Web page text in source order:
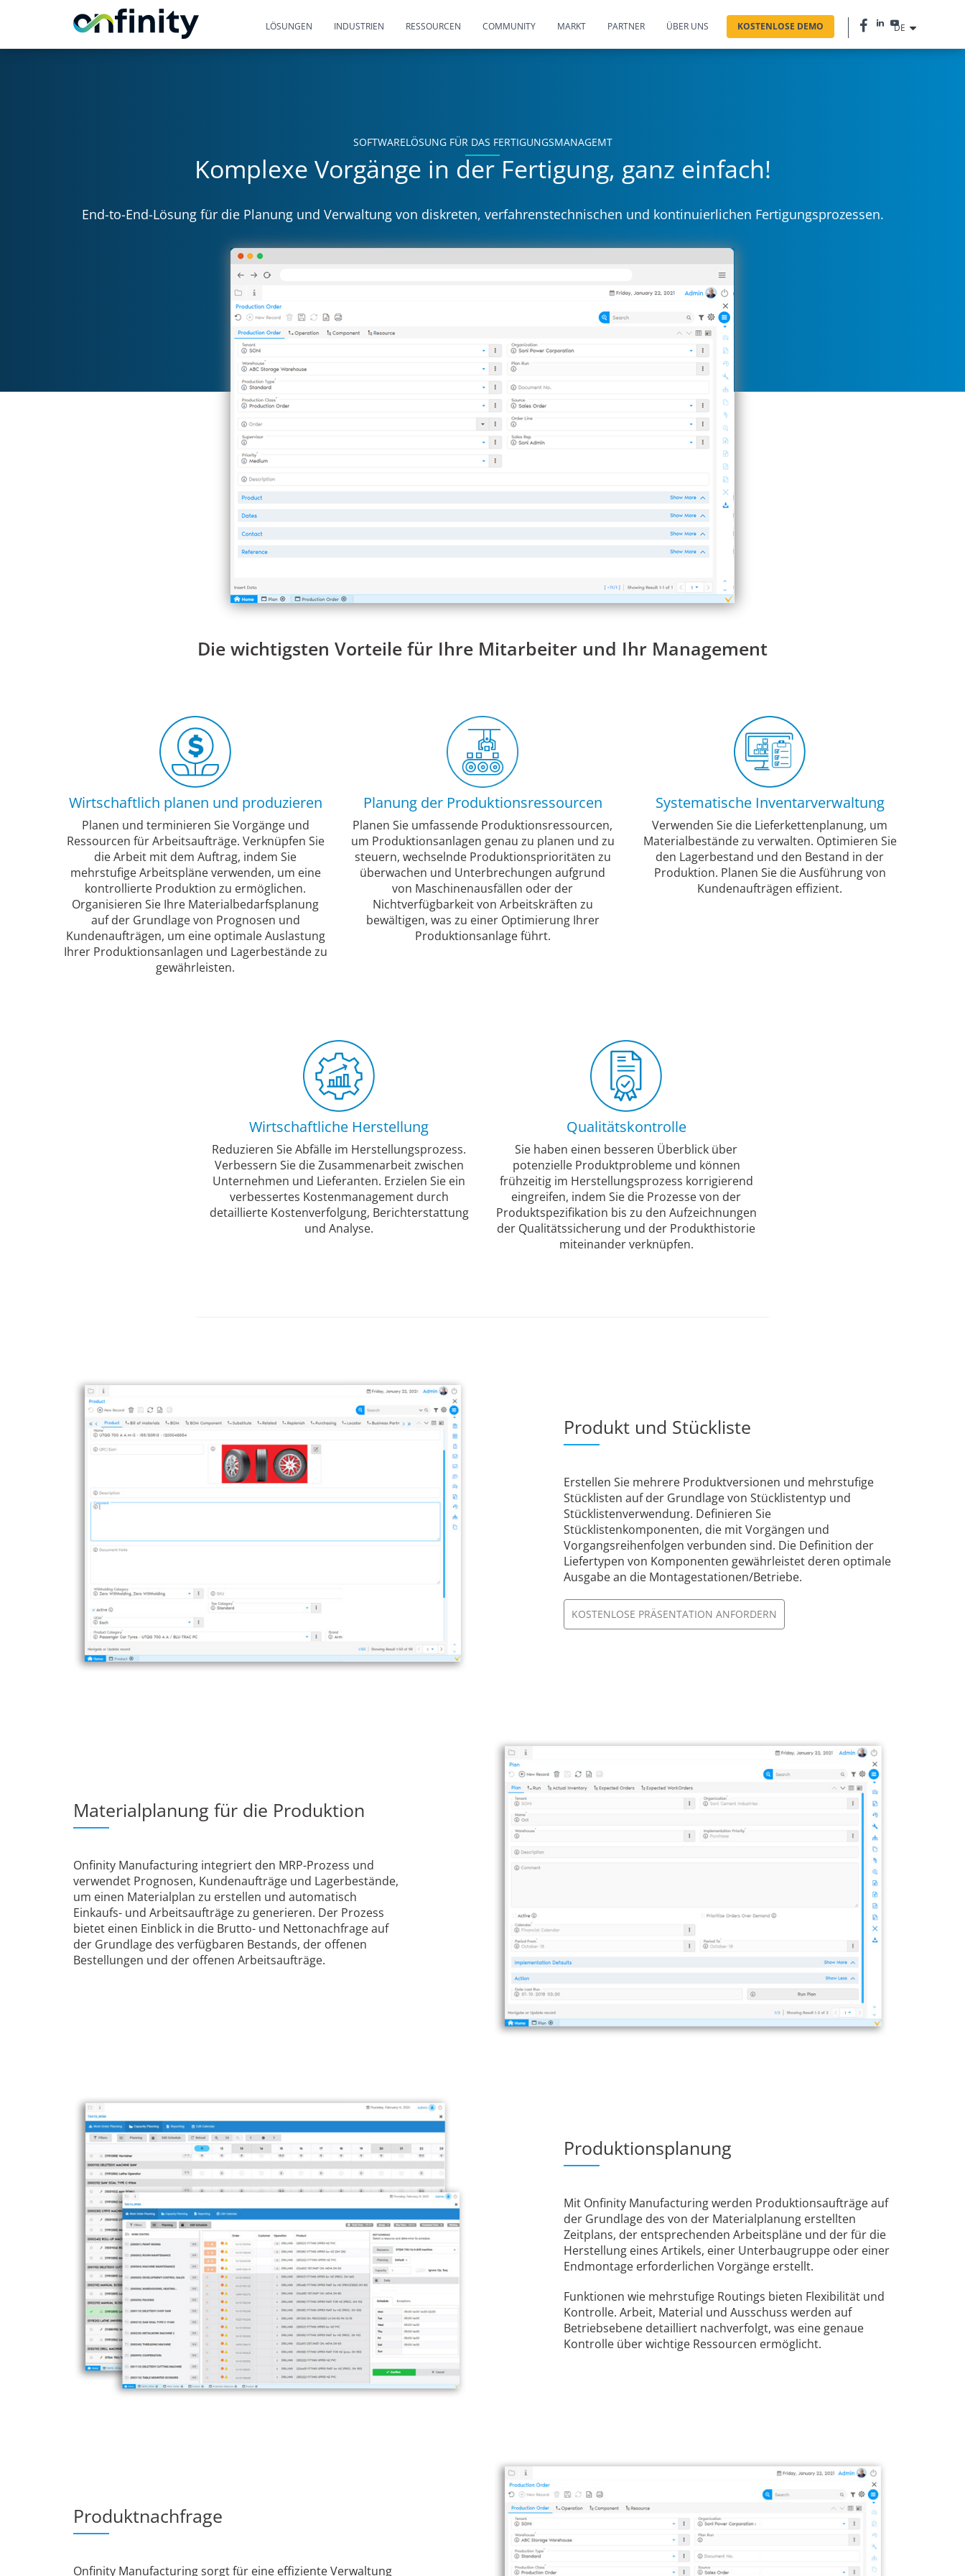
LÖSUNGEN INDUSTRIEN RESSOURCEN COMMUNITY MARKT PARTNER ÜBER UNS KOSTENLOSE DEMO DE
SOFTWARELÖSUNG FÜR DAS FERTIGUNGSMANAGEMT
Komplexe Vorgänge in der Fertigung, ganz einfach!
End-to-End-Lösung für die Planung und Verwaltung von diskreten, verfahrenstechnischen und kontinuierlichen Fertigungsprozessen.
Die wichtigsten Vorteile für Ihre Mitarbeiter und Ihr Management
Wirtschaftlich planen und produzieren
Planen und terminieren Sie Vorgänge und
Ressourcen für Arbeitsaufträge. Verknüpfen Sie
die Arbeit mit dem Auftrag, indem Sie
mehrstufige Arbeitspläne verwenden, um eine
kontrollierte Produktion zu ermöglichen.
Organisieren Sie Ihre Materialbedarfsplanung
auf der Grundlage von Prognosen und
Kundenaufträgen, um eine optimale Auslastung
Ihrer Produktionsanlagen und Lagerbestände zu
gewährleisten.
Planung der Produktionsressourcen
Planen Sie umfassende Produktionsressourcen,
um Produktionsanlagen genau zu planen und zu
steuern, wechselnde Produktionsprioritäten zu
überwachen und Unterbrechungen aufgrund
von Maschinenausfällen oder der
Nichtverfügbarkeit von Arbeitskräften zu
bewältigen, was zu einer Optimierung Ihrer
Produktionsanlage führt.
Systematische Inventarverwaltung
Verwenden Sie die Lieferkettenplanung, um
Materialbestände zu verwalten. Optimieren Sie
den Lagerbestand und den Bestand in der
Produktion. Planen Sie die Ausführung von
Kundenaufträgen effizient.
Wirtschaftliche Herstellung
Reduzieren Sie Abfälle im Herstellungsprozess.
Verbessern Sie die Zusammenarbeit zwischen
Unternehmen und Lieferanten. Erzielen Sie ein
verbessertes Kostenmanagement durch
detaillierte Kostenverfolgung, Berichterstattung
und Analyse.
Qualitätskontrolle
Sie haben einen besseren Überblick über
potenzielle Produktprobleme und können
frühzeitig im Herstellungsprozess korrigierend
eingreifen, indem Sie die Prozesse von der
Produktspezifikation bis zu den Aufzeichnungen
der Qualitätssicherung und der Produkthistorie
miteinander verknüpfen.
Produkt und Stückliste
Erstellen Sie mehrere Produktversionen und mehrstufige
Stücklisten auf der Grundlage von Stücklistentyp und
Stücklistenverwendung. Definieren Sie
Stücklistenkomponenten, die mit Vorgängen und
Vorgangsreihenfolgen verbunden sind. Die Definition der
Liefertypen von Komponenten gewährleistet deren optimale
Ausgabe an die Montagestationen/Betriebe.
KOSTENLOSE PRÄSENTATION ANFORDERN
Materialplanung für die Produktion
Onfinity Manufacturing integriert den MRP-Prozess und
verwendet Prognosen, Kundenaufträge und Lagerbestände,
um einen Materialplan zu erstellen und automatisch
Einkaufs- und Arbeitsaufträge zu generieren. Der Prozess
bietet einen Einblick in die Brutto- und Nettonachfrage auf
der Grundlage des verfügbaren Bestands, der offenen
Bestellungen und der offenen Arbeitsaufträge.
Produktionsplanung
Mit Onfinity Manufacturing werden Produktionsaufträge auf
der Grundlage des von der Materialplanung erstellten
Zeitplans, der entsprechenden Arbeitspläne und der für die
Herstellung eines Artikels, einer Unterbaugruppe oder einer
Endmontage erforderlichen Vorgänge erstellt.
Funktionen wie mehrstufige Routings bieten Flexibilität und
Kontrolle. Arbeit, Material und Ausschuss werden auf
Betriebsebene detailliert nachverfolgt, was eine genaue
Kontrolle über wichtige Ressourcen ermöglicht.
Produktnachfrage
Onfinity Manufacturing sorgt für eine effiziente Verwaltung